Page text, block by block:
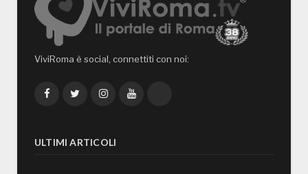
ViviRoma è social, connettiti con noi:
FacebookTwitterInstagramYouTube
ULTIMI ARTICOLI